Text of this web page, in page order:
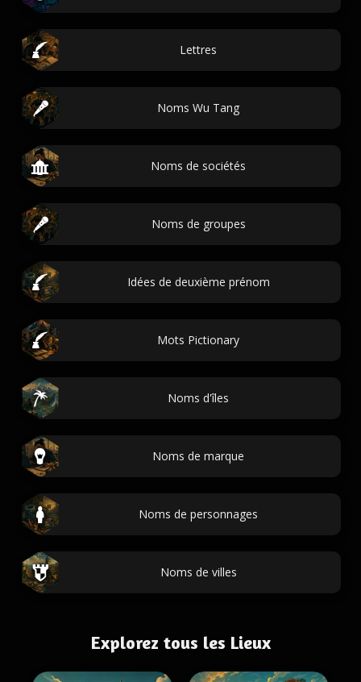
Lettres
Noms Wu Tang
Noms de sociétés
Noms de groupes
Idées de deuxième prénom
Mots Pictionary
Noms d'îles
Noms de marque
Noms de personnages
Noms de villes
Explorez tous les Lieux